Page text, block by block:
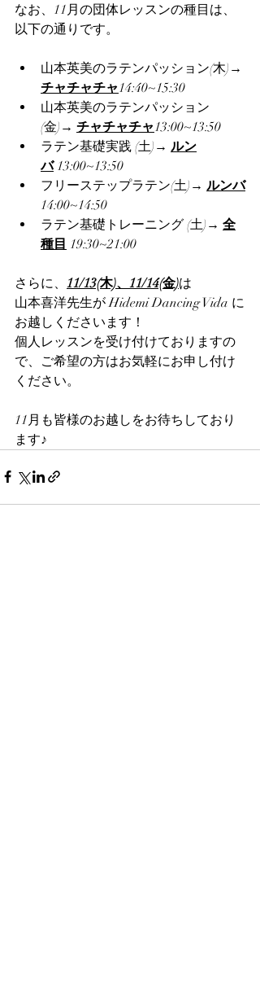
なお、11月の団体レッスンの種目は、
以下の通りです。
山本英美のラテンパッション(木)→
チャチャチャ14:40~15:30
山本英美のラテンパッション
(金)→ チャチャチャ13:00~13:50
ラテン基礎実践 (土)→ ルン
バ 13:00~13:50
フリーステップラテン(土)→ ルンバ
14:00~14:50
ラテン基礎トレーニング (土)→ 全
種目 19:30~21:00
さらに、 11/13(木)、11/14(金)は
山本喜洋先生が Hidemi Dancing Vida に
お越しくださいます！
個人レッスンを受け付けておりますの
で、ご希望の方はお気軽にお申し付け
ください。
11月も皆様のお越しをお待ちしており
ます♪